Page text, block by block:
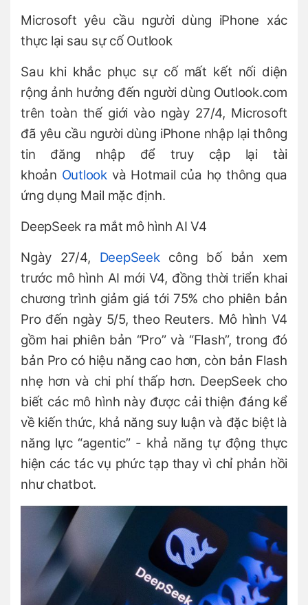
Microsoft yêu cầu người dùng iPhone xác
thực lại sau sự cố Outlook
Sau khi khắc phục sự cố mất kết nối diện
rộng ảnh hưởng đến người dùng Outlook.com
trên toàn thế giới vào ngày 27/4, Microsoft
đã yêu cầu người dùng iPhone nhập lại thông
tin đăng nhập để truy cập lại tài
khoản Outlookvà Hotmail của họ thông qua
ứng dụng Mail mặc định.
DeepSeek ra mắt mô hình AI V4
Ngày 27/4, DeepSeekcông bố bản xem
trước mô hình AI mới V4, đồng thời triển khai
chương trình giảm giá tới 75% cho phiên bản
Pro đến ngày 5/5, theo Reuters. Mô hình V4
gồm hai phiên bản “Pro” và “Flash”, trong đó
bản Pro có hiệu năng cao hơn, còn bản Flash
nhẹ hơn và chi phí thấp hơn. DeepSeek cho
biết các mô hình này được cải thiện đáng kể
về kiến thức, khả năng suy luận và đặc biệt là
năng lực “agentic” - khả năng tự động thực
hiện các tác vụ phức tạp thay vì chỉ phản hồi
như chatbot.